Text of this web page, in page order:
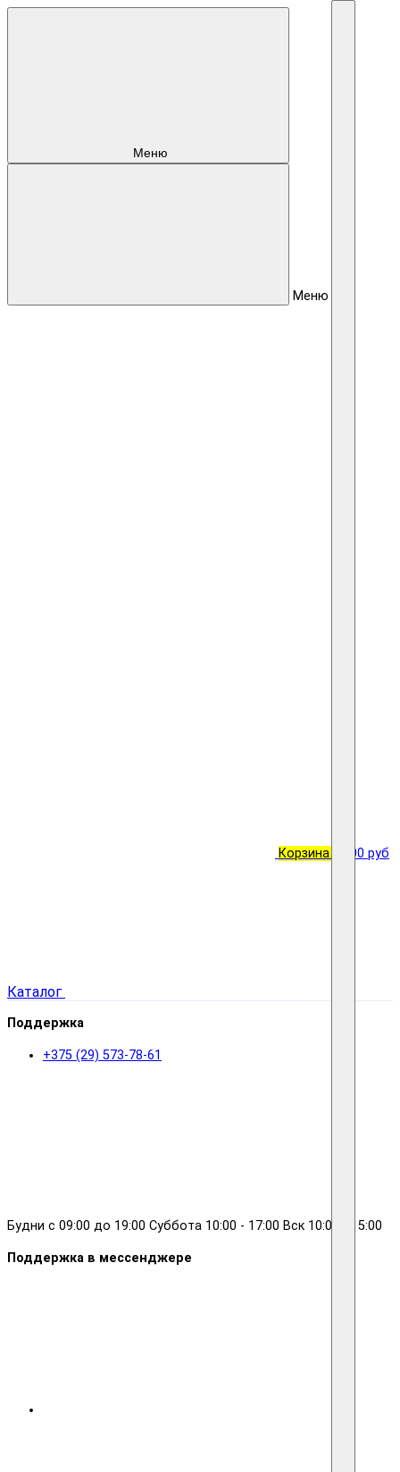
Меню
Меню
Корзина 0.00 руб
Каталог
Поддержка
+375 (29) 573-78-61
Будни с 09:00 до 19:00 Суббота 10:00 - 17:00 Вск 10:00 - 15:00
Поддержка в мессенджере